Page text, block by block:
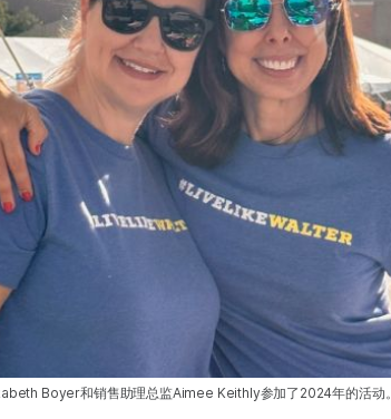
Boyer和销售助理总监Aimee Keithly参加了2024年的活动。